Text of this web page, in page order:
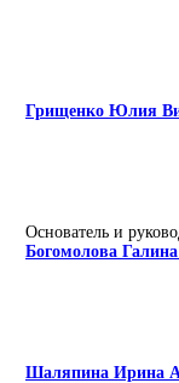
Грищенко Юлия
Основатель и
Богомолова
Шаляпина Ирина